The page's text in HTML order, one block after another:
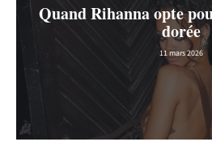
Quand Rihanna opte
dorée
11 mars 2026